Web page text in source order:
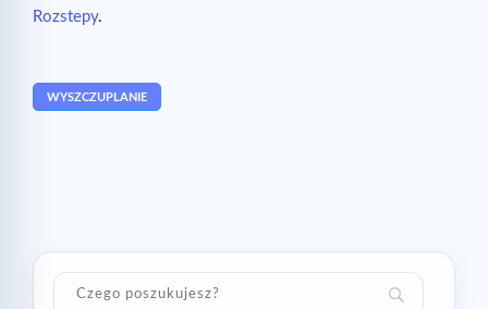
Rozstepy.
WYSZCZUPLANIE